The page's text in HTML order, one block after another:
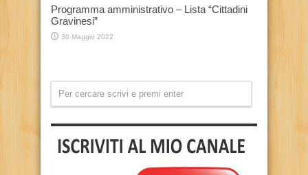
Programma amministrativo – Lista “Cittadini
Gravinesi”
30 Maggio 2022